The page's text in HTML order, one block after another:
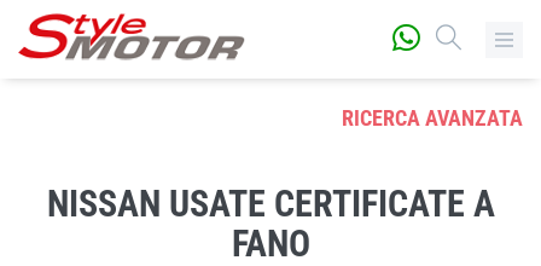
RICERCA AVANZATA
NISSAN USATE CERTIFICATE A
FANO